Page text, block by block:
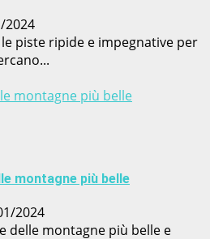
2024
piste ripide e impegnative per
montagne più belle
montagne più belle
2024
delle montagne più belle e